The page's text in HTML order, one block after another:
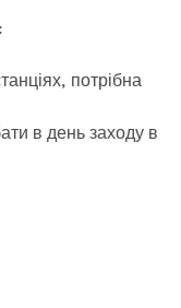
потрібна
в день заходу в